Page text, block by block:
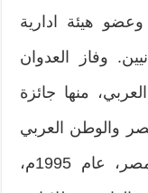
هيئة ادارية
وفاز العدوان
منها جائزة
والوطن العربي
من المجلس الأعلى للثقافة في مصر، عام 1995م،